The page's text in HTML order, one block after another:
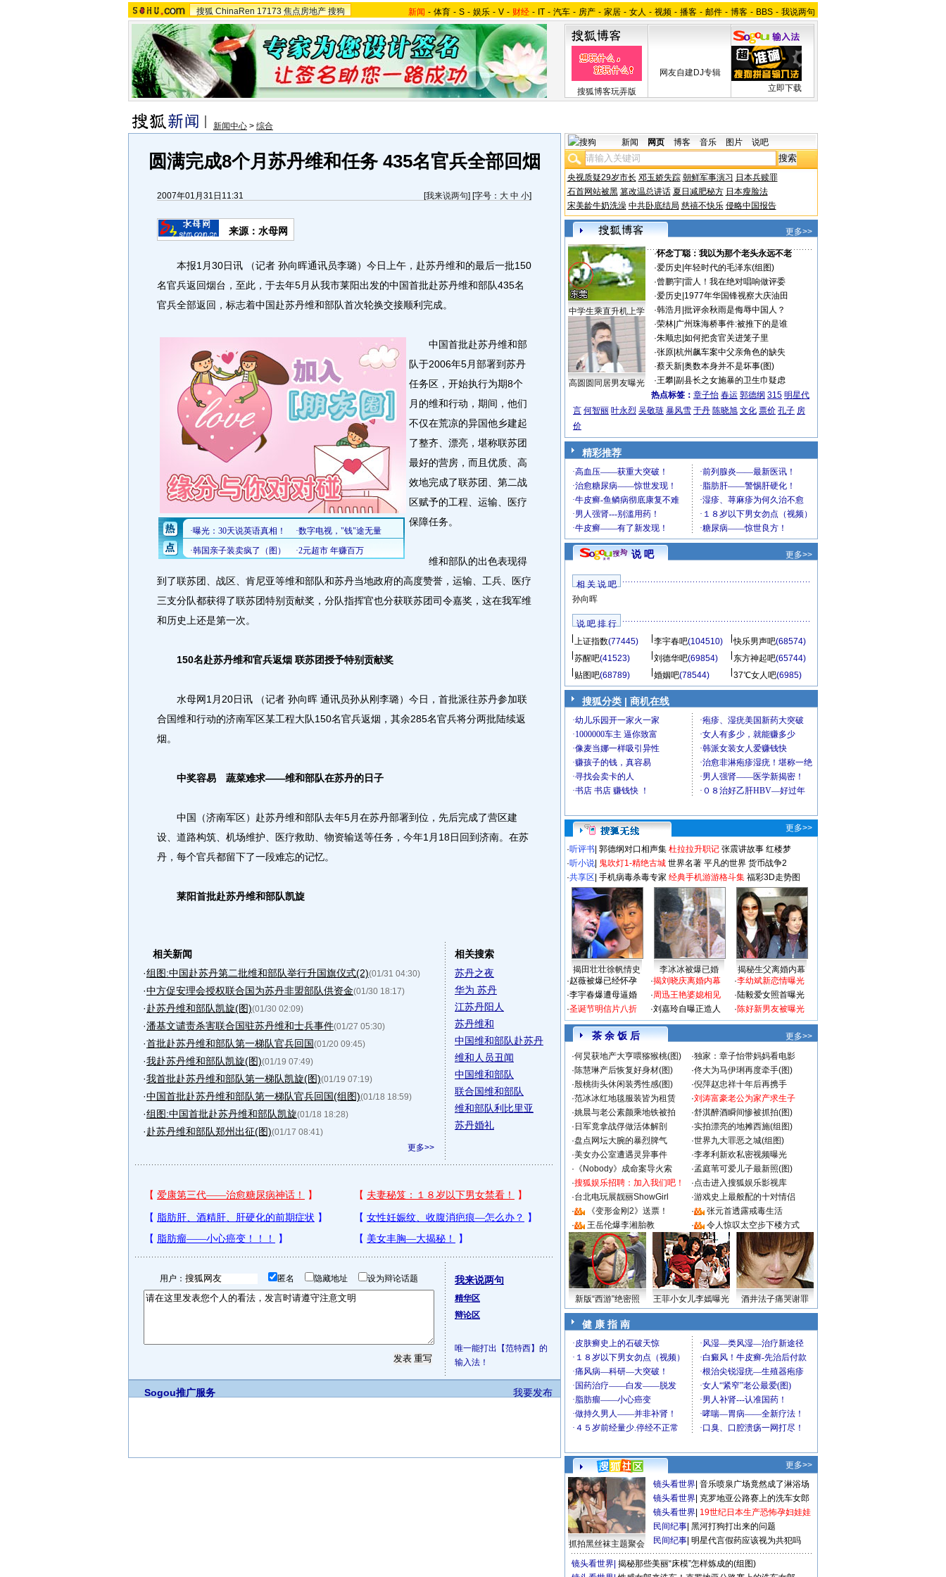
搜狐 ChinaRen 17173 焦点房地产 搜狗 新闻 - 体育 - S - 娱乐 - V - 财经 - IT - 汽车 - 房产 - 家居 - 女人 - 视频 - 播客 - 邮件 - 博客 - BBS - 我说两句
搜狐博客玩弄版
网友自建DJ专辑
立即下载
新闻中心 > 综合
圆满完成8个月苏丹维和任务 435名官兵全部回烟
2007年01月31日11:31 [我来说两句] [字号： 大 中 小]
来源：水母网
本报1月30日讯 （记者 孙向晖通讯员李璐）今日上午，赴苏丹维和的最后一批150
名官兵返回烟台，至此，于去年5月从我市莱阳出发的中国首批赴苏丹维和部队435名
官兵全部返回，标志着中国赴苏丹维和部队首次轮换交接顺利完成。
中国首批赴苏丹维和部
队于2006年5月部署到苏丹
任务区，开始执行为期8个
月的维和行动，期间，他们
不仅在荒凉的异国他乡建起
了整齐、漂亮，堪称联苏团
最好的营房，而且优质、高
效地完成了联苏团、第二战
区赋予的工程、运输、医疗
保障任务。
维和部队的出色表现得
到了联苏团、战区、肯尼亚等维和部队和苏丹当地政府的高度赞誉，运输、工兵、医疗
三支分队都获得了联苏团特别贡献奖，分队指挥官也分获联苏团司令嘉奖，这在我军维
和历史上还是第一次。
150名赴苏丹维和官兵返烟 联苏团授予特别贡献奖
水母网1月20日讯 （记者 孙向晖 通讯员孙从刚李璐）今日，首批派往苏丹参加联
合国维和行动的济南军区某工程大队150名官兵返烟，其余285名官兵将分两批陆续返
烟。
中奖容易 蔬菜难求——维和部队在苏丹的日子
中国（济南军区）赴苏丹维和部队去年5月在苏丹部署到位，先后完成了营区建
设、道路构筑、机场维护、医疗救助、物资输送等任务，今年1月18日回到济南。在苏
丹，每个官兵都留下了一段难忘的记忆。
莱阳首批赴苏丹维和部队凯旋
相关新闻
·组图:中国赴苏丹第二批维和部队举行升国旗仪式(2)(01/31 04:30)
·中方促安理会授权联合国为苏丹非盟部队供资金(01/30 18:17)
·赴苏丹维和部队凯旋(图)(01/30 02:09)
·潘基文谴责杀害联合国驻苏丹维和士兵事件(01/27 05:30)
·首批赴苏丹维和部队第一梯队官兵回国(01/20 09:45)
·我赴苏丹维和部队凯旋(图)(01/19 07:49)
·我首批赴苏丹维和部队第一梯队凯旋(图)(01/19 07:19)
·中国首批赴苏丹维和部队第一梯队官兵回国(组图)(01/18 18:59)
·组图:中国首批赴苏丹维和部队凯旋(01/18 18:28)
·赴苏丹维和部队郑州出征(图)(01/17 08:41)
更多>>
相关搜索
苏丹之夜
华为 苏丹
江苏丹阳人
苏丹维和
中国维和部队赴苏丹
维和人员丑闻
中国维和部队
联合国维和部队
维和部队利比里亚
苏丹婚礼
用户： 匿名 隐藏地址 设为辩论话题 我来说两句
精华区
辩论区
唯一能打出【范特西】的
输入法！
我要发布
Sogou推广服务
新闻 网页 博客 音乐 图片 说吧
央视质疑29岁市长 邓玉娇失踪 朝鲜军事演习 日本兵赎罪
石首网站被黑 篡改温总讲话 夏日减肥秘方 日本瘦脸法
宋美龄牛奶洗澡 中共卧底结局 慈禧不快乐 侵略中国报告
更多>>
中学生乘直升机上学
高圆圆同居男友曝光
·怀念丁聪：我以为那个老头永远不老
·爱历史 年轻时代的毛泽东(组图)
·曾鹏宇| 雷人！我在绝对唱响做评委
·爱历史 1977年华国锋视察大庆油田
·韩浩月 批评余秋雨是侮辱中国人？
·荣林| 广州珠海桥事件:被推下的是谁
·朱顺忠 如何把贪官关进笼子里
·张原| 杭州飙车案中父亲角色的缺失
·蔡天新| 奥数本身并不是坏事(图)
·王攀| 副县长之女施暴的卫生巾疑虑
热点标签： 章子怡 春运 郭德纲 315 明星代
言 何智丽 叶永烈 吴敬琏 暴风雪 于丹 陈晓旭 文化 票价 孔子 房
价
精彩推荐
说 吧 更多>>
相 关 说 吧
孙向晖
说 吧 排 行
上证指数(77445) 李宇春吧(104510) 快乐男声吧(68574)
苏醒吧(41523) 刘德华吧(69854) 东方神起吧(65744)
贴图吧(68789) 婚姻吧(78544) 37℃女人吧(6985)
搜狐分类 | 商机在线
更多>>
·听评书 郭德纲对口相声集 杜拉拉升职记 张震讲故事 红楼梦
·听小说 鬼吹灯1-精绝古城 世界名著 平凡的世界 货币战争2
·共享区 手机病毒杀毒专家 经典手机游游格斗集 福彩3D走势图
揭田壮壮徐帆情史 李冰冰被爆已婚
揭秘生父离婚内幕
·赵薇被爆已经怀孕
·李宇春爆遭母逼婚
·圣诞节明信片八折
·揭刘晓庆离婚内幕
·周迅王艳婆媳相见
·刘嘉玲自曝正造人
·李幼斌新恋情曝光
·陆毅爱女照首曝光
·陈好新男友被曝光
茶 余 饭 后
更多>>
·何炅获地产大亨喂猕猴桃(图) ·独家：章子怡带妈妈看电影
·陈慧琳产后恢复好身材(图) ·佟大为马伊琍再度牵手(图)
·殷桃街头休闲装秀性感(图) ·倪萍赵忠祥十年后再携手
·范冰冰红地毯服装皆为租赁 ·刘涛富豪老公为家产求生子
·姚晨与老公素颜乘地铁被拍 ·舒淇醉酒瞬间惨被抓拍(图)
· 日军竟拿战俘做活体解剖 ·实拍漂亮的地摊西施(组图)
·盘点网坛大腕的暴烈脾气 ·世界九大罪恶之城(组图)
·美女办公室遭遇灵异事件 ·李孝利新欢私密视频曝光
· 《Nobody》成命案导火索 ·孟庭苇可爱儿子最新照(图)
·搜狐娱乐招聘：加入我们吧！ ·点击进入搜狐娱乐影视库
·台北电玩展靓丽ShowGirl ·游戏史上最般配的十对情侣
·
《变形金刚2》送票！ ·
张元首透露戒毒生活
·
王岳伦爆李湘胎教 · 令人惊叹太空步下楼方式
新版“西游”绝密照 王菲小女儿李嫣曝光 酒井法子痛哭谢罪
健 康 指 南
更多>>
抓拍黑丝袜主题聚会
镜头看世界 音乐喷泉广场竟然成了淋浴场
镜头看世界 克罗地亚公路赛上的洗车女郎
镜头看世界 19世纪日本生产恐怖孕妇娃娃
民间纪事 黑河打狗打出来的问题
民间纪事 明星代言假药应该视为共犯吗
镜头看世界 揭秘那些美丽“床模”怎样炼成的(组图)